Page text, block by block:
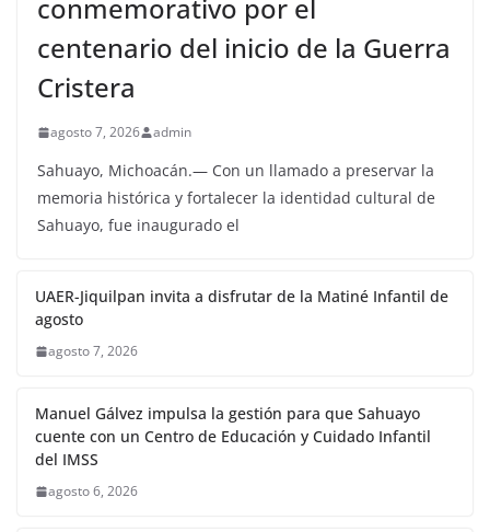
conmemorativo por el
centenario del inicio de la Guerra
Cristera
agosto 7, 2026 admin
Sahuayo, Michoacán.— Con un llamado a preservar la
memoria histórica y fortalecer la identidad cultural de
Sahuayo, fue inaugurado el
UAER-Jiquilpan invita a disfrutar de la Matiné Infantil de
agosto
agosto 7, 2026
Manuel Gálvez impulsa la gestión para que Sahuayo
cuente con un Centro de Educación y Cuidado Infantil
del IMSS
agosto 6, 2026